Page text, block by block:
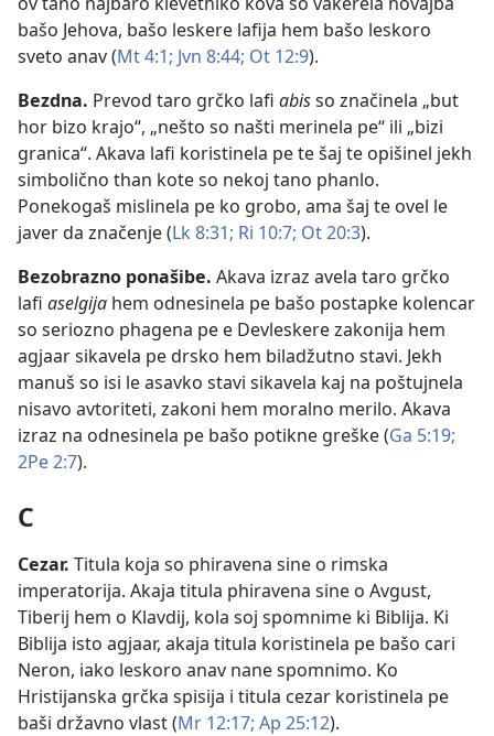
bašo Jehova, bašo leskere lafija hem bašo leskoro
sveto anav (Mt 4:1; Jvn 8:44; Ot 12:9).
Bezdna. Prevod taro grčko lafi abisso značinela „but
hor bizo krajo“, „nešto so našti merinela pe“ ili „bizi
granica“. Akava lafi koristinela pe te šaj te opišinel jekh
simbolično than kote so nekoj tano phanlo.
Ponekogaš mislinela pe ko grobo, ama šaj te ovel le
javer da značenje (Lk 8:31; Ri 10:7; Ot 20:3).
Bezobrazno ponašibe. Akava izraz avela taro grčko
lafi aselgija hem odnesinela pe bašo postapke kolencar
so seriozno phagena pe e Devleskere zakonija hem
agjaar sikavela pe drsko hem biladžutno stavi. Jekh
manuš so isi le asavko stavi sikavela kaj na poštujnela
nisavo avtoriteti, zakoni hem moralno merilo. Akava
izraz na odnesinela pe bašo potikne greške (Ga 5:19;
2Pe 2:7).
C
Cezar. Titula koja so phiravena sine o rimska
imperatorija. Akaja titula phiravena sine o Avgust,
Tiberij hem o Klavdij, kola soj spomnime ki Biblija. Ki
Biblija isto agjaar, akaja titula koristinela pe bašo cari
Neron, iako leskoro anav nane spomnimo. Ko
Hristijanska grčka spisija i titula cezar koristinela pe
baši državno vlast (Mr 12:17; Ap 25:12).